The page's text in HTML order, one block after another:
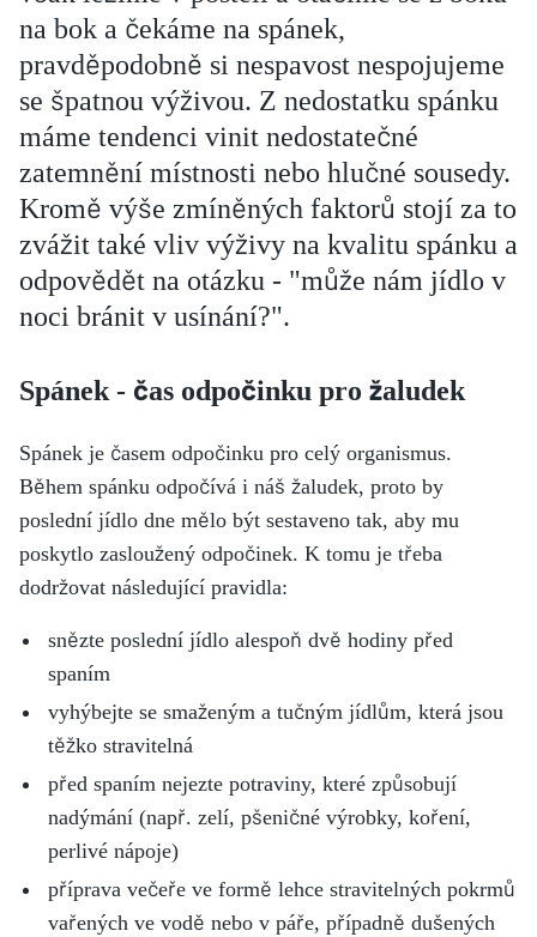
na bok a čekáme na spánek,
pravděpodobně si nespavost nespojujeme
se špatnou výživou. Z nedostatku spánku
máme tendenci vinit nedostatečné
zatemnění místnosti nebo hlučné sousedy.
Kromě výše zmíněných faktorů stojí za to
zvážit také vliv výživy na kvalitu spánku a
odpovědět na otázku - "může nám jídlo v
noci bránit v usínání?".
Spánek - čas odpočinku pro žaludek
Spánek je časem odpočinku pro celý organismus.
Během spánku odpočívá i náš žaludek, proto by
poslední jídlo dne mělo být sestaveno tak, aby mu
poskytlo zasloužený odpočinek. K tomu je třeba
dodržovat následující pravidla:
snězte poslední jídlo alespoň dvě hodiny před
spaním
vyhýbejte se smaženým a tučným jídlům, která jsou
těžko stravitelná
před spaním nejezte potraviny, které způsobují
nadýmání (např. zelí, pšeničné výrobky, koření,
perlivé nápoje)
příprava večeře ve formě lehce stravitelných pokrmů
vařených ve vodě nebo v páře, případně dušených